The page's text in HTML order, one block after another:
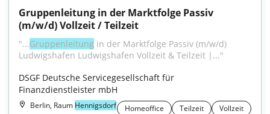
Gruppenleitung in der Marktfolge Passiv
(m/w/d) Vollzeit / Teilzeit
"...Gruppenleitung in der Marktfolge Passiv (m/w/d)
Ludwigshafen Ludwigshafen Vollzeit & Teilzeit |..."
DSGF Deutsche Servicegesellschaft für
Finanzdienstleister mbH
Berlin, Raum Hennigsdorf Homeoffice Teilzeit Vollzeit